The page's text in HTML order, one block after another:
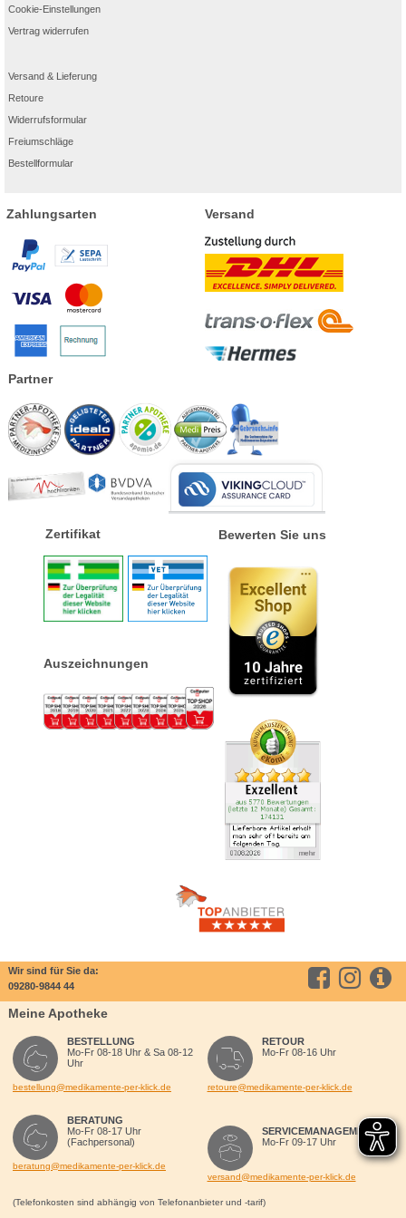
Cookie-Einstellungen
Vertrag widerrufen
Versand & Lieferung
Retoure
Widerrufsformular
Freiumschläge
Bestellformular
Zahlungsarten Versand
Partner
Zertifikat
Auszeichnungen
Bewerten Sie uns
Wir sind für Sie da:
09280-9844 44
Meine Apotheke
BESTELLUNG
Mo-Fr 08-18 Uhr & Sa 08-12
Uhr
bestellung@medikamente-per-klick.de
BERATUNG
Mo-Fr 08-17 Uhr
(Fachpersonal)
beratung@medikamente-per-klick.de
RETOUR
Mo-Fr 08-16 Uhr
retoure@medikamente-per-klick.de
SERVICEMANAGEMENT
Mo-Fr 09-17 Uhr
versand@medikamente-per-klick.de
(Telefonkosten sind abhängig von Telefonanbieter und -tarif)